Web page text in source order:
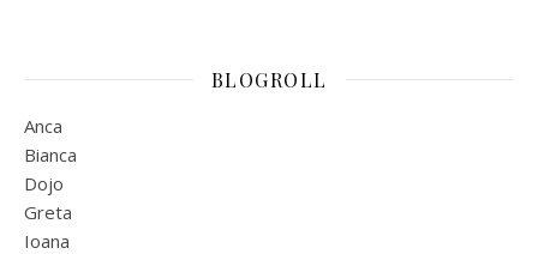
BLOGROLL
Anca
Bianca
Dojo
Greta
Ioana